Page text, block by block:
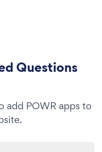
Questions
add POWR apps to